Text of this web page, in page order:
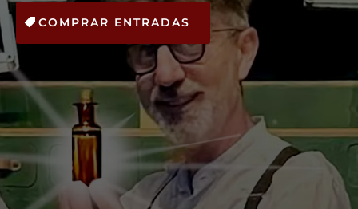
COMPRAR ENTRADAS